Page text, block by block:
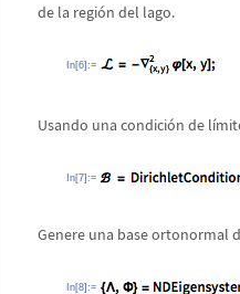
de la región del lago.
In[6]:=
Usando una condición de lí
In[7]:=
Genere una base ortonormal
In[8]:=